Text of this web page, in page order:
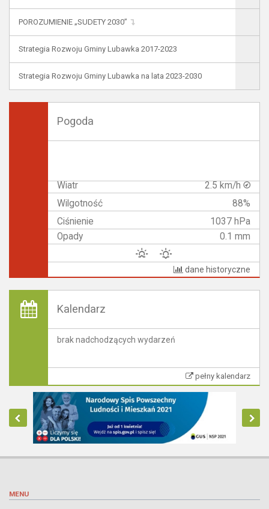
POROZUMIENIE „SUDETY 2030”
Strategia Rozwoju Gminy Lubawka 2017-2023
Strategia Rozwoju Gminy Lubawka na lata 2023-2030
Pogoda
Wiatr
2.5 km/h
Wilgotność
88%
Ciśnienie
1037 hPa
Opady
0.1 mm
dane historyczne
Kalendarz
brak nadchodzących wydarzeń
pełny kalendarz
MENU